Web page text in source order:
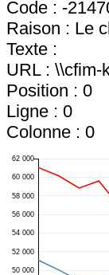
Code : -
Raison : Le
Texte :
URL : \\cfim-
Position : 0
Ligne : 0
Colonne : 0
50 000
52 000
54 000
56 000
58 000
60 000
62 000